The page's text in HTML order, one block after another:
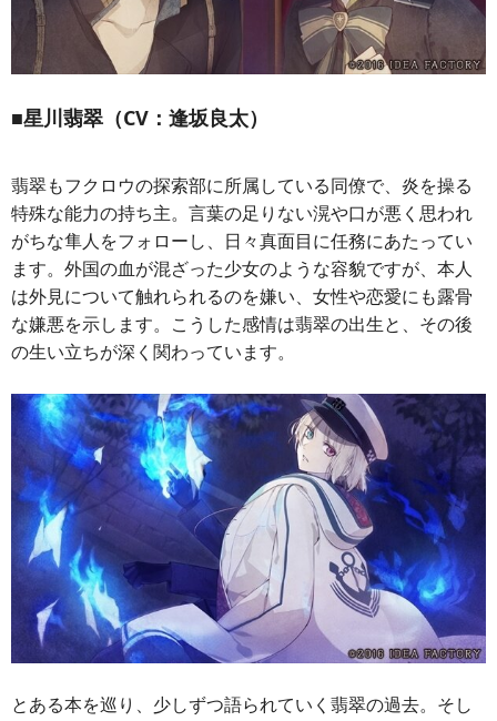
■星川翡翠（CV：逢坂良太）
翡翠もフクロウの探索部に所属している同僚で、炎を操る
特殊な能力の持ち主。言葉の足りない滉や口が悪く思われ
がちな隼人をフォローし、日々真面目に任務にあたってい
ます。外国の血が混ざった少女のような容貌ですが、本人
は外見について触れられるのを嫌い、女性や恋愛にも露骨
な嫌悪を示します。こうした感情は翡翠の出生と、その後
の生い立ちが深く関わっています。
とある本を巡り、少しずつ語られていく翡翠の過去。そし